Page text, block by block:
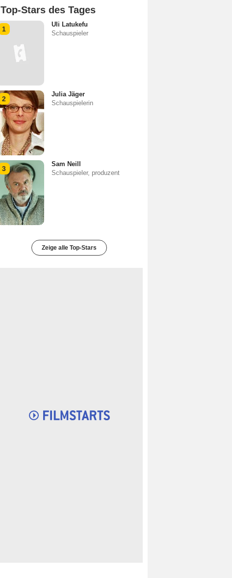
Top-Stars des Tages
1
Uli Latukefu
Schauspieler
2
Julia Jäger
Schauspielerin
3
Sam Neill
Schauspieler, produzent
Zeige alle Top-Stars